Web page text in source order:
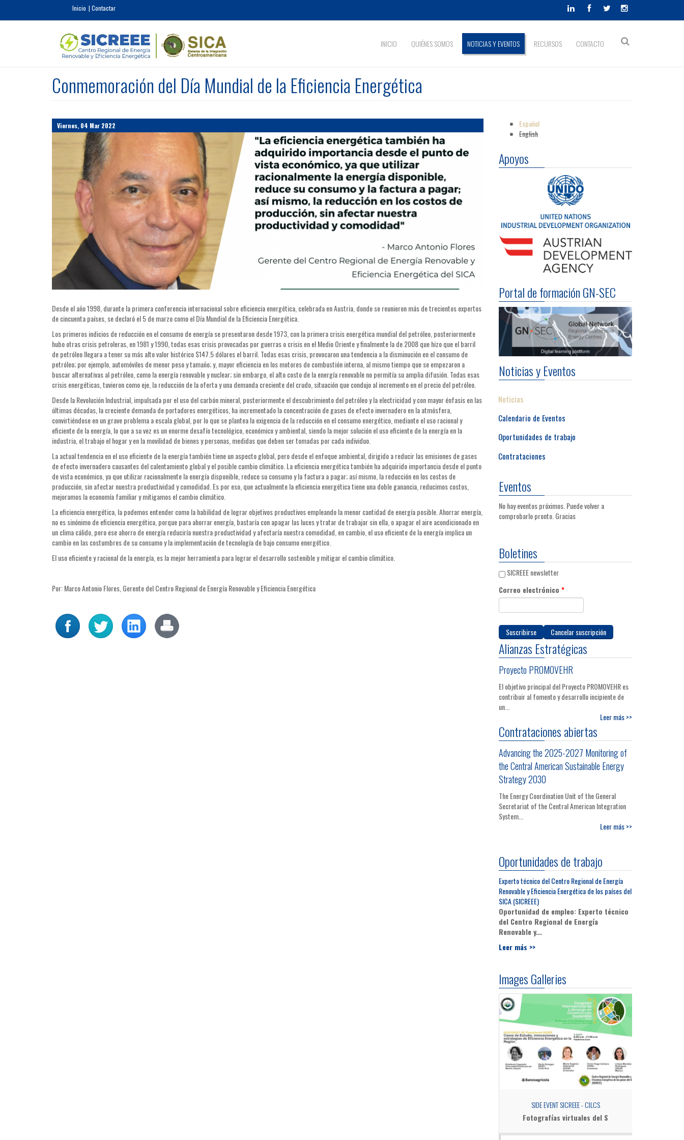
Pasar al contenido principalInicio Contactar
Formulario
Buscar
INICIO QUIÉNES SOMOS NOTICIAS Y EVENTOS RECURSOS CONTACTO
Conmemoración del Día Mundial de la Eficiencia Energética
Viernes, 04 Mar 2022
Desde el año 1998, durante la primera conferencia internacional sobre eficiencia energética, celebrada en Austria, donde se reunieron más de trecientos expertos
de cincuenta países, se declaró el 5 de marzo como el Día Mundial de la Eficiencia Energética.
Los primeros indicios de reducción en el consumo de energía se presentaron desde 1973, con la primera crisis energética mundial del petróleo, posteriormente
hubo otras crisis petroleras, en 1981 y 1990, todas esas crisis provocadas por guerras o crisis en el Medio Oriente y finalmente la de 2008 que hizo que el barril
de petróleo llegara a tener su más alto valor histórico $147.5 dólares el barril. Todas esas crisis, provocaron una tendencia a la disminución en el consumo de
petróleo; por ejemplo, automóviles de menor peso y tamaño; y, mayor eficiencia en los motores de combustión interna, al mismo tiempo que se empezaron a
buscar alternativas al petróleo, como la energía renovable y nuclear; sin embargo, el alto costo de la energía renovable no permitía su amplia difusión. Todas esas
crisis energéticas, tuvieron como eje, la reducción de la oferta y una demanda creciente del crudo, situación que condujo al incremento en el precio del petróleo.
Desde la Revolución Industrial, impulsada por el uso del carbón mineral, posteriormente el descubrimiento del petróleo y la electricidad y con mayor énfasis en las
últimas décadas, la creciente demanda de portadores energéticos, ha incrementado la concentración de gases de efecto invernadero en la atmósfera,
convirtiéndose en un grave problema a escala global, por lo que se plantea la exigencia de la reducción en el consumo energético, mediante el uso racional y
eficiente de la energía, lo que a su vez es un enorme desafío tecnológico, económico y ambiental, siendo la mejor solución el uso eficiente de la energía en la
industria, el trabajo el hogar y en la movilidad de bienes y personas, medidas que deben ser tomadas por cada individuo.
La actual tendencia en el uso eficiente de la energía también tiene un aspecto global, pero desde el enfoque ambiental, dirigido a reducir las emisiones de gases
de efecto invernadero causantes del calentamiento global y el posible cambio climático. La eficiencia energética también ha adquirido importancia desde el punto
de vista económico, ya que utilizar racionalmente la energía disponible, reduce su consumo y la factura a pagar; así mismo, la reducción en los costos de
producción, sin afectar nuestra productividad y comodidad. Es por eso, que actualmente la eficiencia energética tiene una doble ganancia, reducimos costos,
mejoramos la economía familiar y mitigamos el cambio climático.
La eficiencia energética, la podemos entender como la habilidad de lograr objetivos productivos empleando la menor cantidad de energía posible. Ahorrar energía,
no es sinónimo de eficiencia energética, porque para ahorrar energía, bastaría con apagar las luces y tratar de trabajar sin ella, o apagar el aire acondicionado en
un clima cálido, pero ese ahorro de energía reduciría nuestra productividad y afectaría nuestra comodidad, en cambio, el uso eficiente de la energía implica un
cambio en las costumbres de su consumo y la implementación de tecnología de bajo consumo energético.
El uso eficiente y racional de la energía, es la mejor herramienta para lograr el desarrollo sostenible y mitigar el cambio climático.
Por: Marco Antonio Flores, Gerente del Centro Regional de Energía Renovable y Eficiencia Energética
Español
English
Apoyos
Portal de formación GN-SEC
Noticias y Eventos
Noticias
Calendario de Eventos
Oportunidades de trabajo
Contrataciones
Eventos
No hay eventos próximos. Puede volver a
comprobarlo pronto. Gracias
Boletines
SICREEE newsletter
Correo electrónico *
Alianzas Estratégicas
Proyecto PROMOVEHR
El objetivo principal del Proyecto PROMOVEHR es
contribuir al fomento y desarrollo incipiente de
un...
Leer más >>
Contrataciones abiertas
Advancing the 2025-2027 Monitoring of
the Central American Sustainable Energy
Strategy 2030
The Energy Coordination Unit of the General
Secretariat of the Central American Integration
System...
Leer más >>
Oportunidades de trabajo
Experto técnico del Centro Regional de Energía
Renovable y Eficiencia Energética de los países del
SICA (SICREEE)
Oportunidad de empleo: Experto técnico
del Centro Regional de Energía
Renovable y...
Leer más >>
Images Galleries
SIDE EVENT SICREEE - CILCS
Fotografías virtuales del S